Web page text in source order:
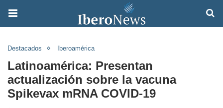
Destacados Iberoamérica
Latinoamérica: Presentan
actualización sobre la vacuna
Spikevax mRNA COVID-19